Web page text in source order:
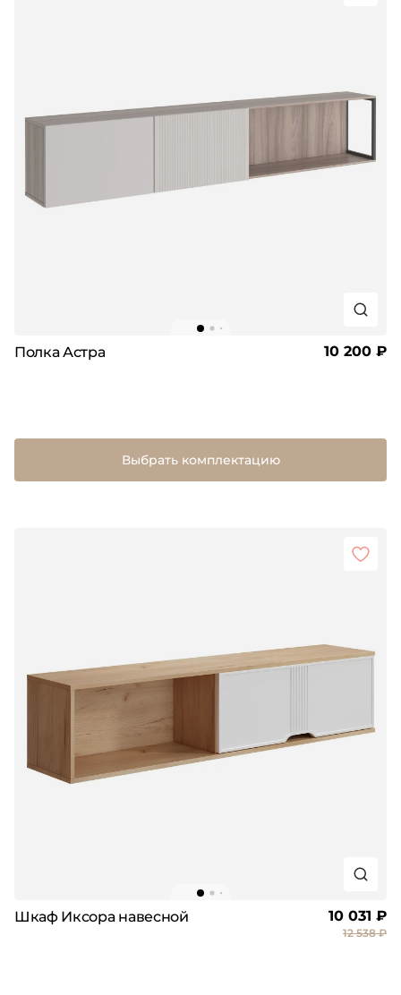
Полка Астра 10 200 ₽
Выбрать комплектацию
Шкаф Иксора навесной 10 031 ₽
12 538 ₽